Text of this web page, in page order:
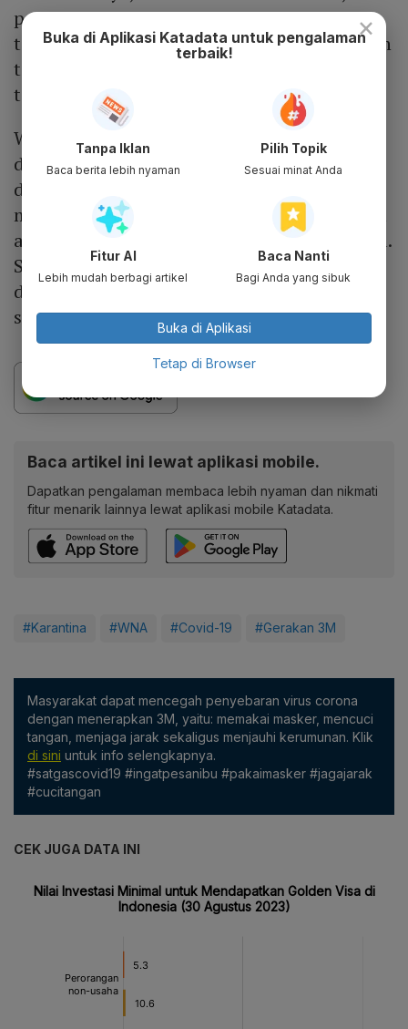
pemegang izin tinggal diplomatik dan izin
tinggaal dinas, dan/atau pemegang kartu izin
tinggal terbatas (KITAS) dan kartu izin
tinggal tetap (KITAP).
WNA PPLN yang sudah berada di Indonesia
dan akan melakukan perjalanan, baik
domestik maupun internasional, diwajibkan
melakukan vaksinasi melalui skema program
atau gotong royong sesuai ketentuan berlaku.
Selain itu, kartu/sertifikat vaksin Covid-19
dosis kedua ditulis dalam bahas inggris,
selain dengan bahasa negara asal.
Baca artikel ini lewat aplikasi mobile.
Dapatkan pengalaman membaca lebih nyaman dan nikmati
fitur menarik lainnya lewat aplikasi mobile Katadata.
#Karantina #WNA #Covid-19 #Gerakan 3M
Masyarakat dapat mencegah penyebaran virus corona
dengan menerapkan 3M, yaitu: memakai masker, mencuci
tangan, menjaga jarak sekaligus menjauhi kerumunan. Klik
di sini untuk info selengkapnya.
#satgascovid19 #ingatpesanibu #pakaimasker #jagajarak
#cucitangan
CEK JUGA DATA INI
×
Buka di Aplikasi Katadata untuk pengalaman
terbaik!
Tanpa Iklan
Baca berita lebih nyaman
Pilih Topik
Sesuai minat Anda
Fitur AI
Lebih mudah berbagi artikel
Baca Nanti
Bagi Anda yang sibuk
Buka di Aplikasi
Tetap di Browser